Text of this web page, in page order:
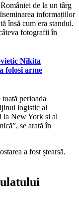
de la un târg
informațiilor
însă cum era standul.
fotografii în
Nikita
folosi arme
perioada
logistic al
la New York și al
se arată în
a fost ștearsă.